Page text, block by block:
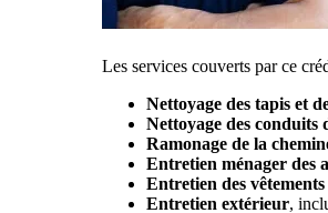
Les services couverts par ce
Nettoyage des tapis et
Nettoyage des conduits
Ramonage de la
Entretien ménager des
Entretien des
Entretien extérieur,